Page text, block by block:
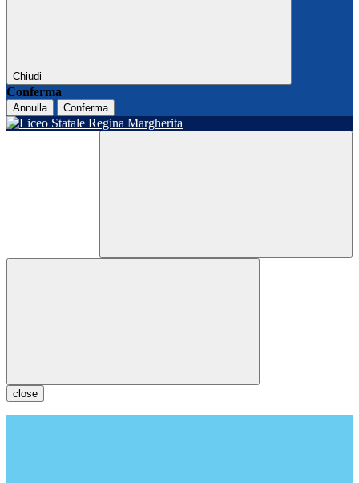
Chiudi
Conferma
Annulla Conferma
close